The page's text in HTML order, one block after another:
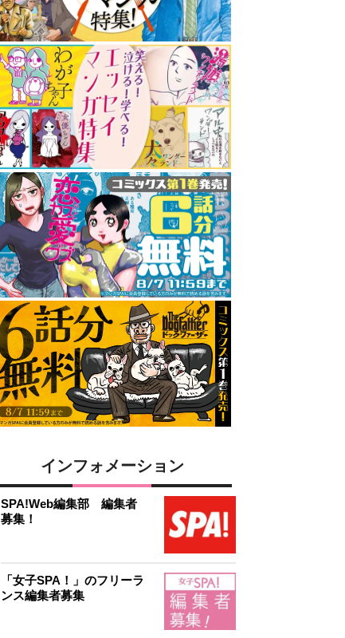
インフォメーション
SPA!Web編集部 編集者
募集！
「女子SPA！」のフリーラ
ンス編集者募集